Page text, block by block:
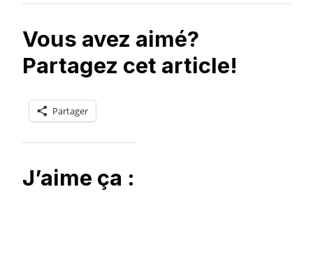
Vous avez aimé?
Partagez cet article!
Partager
J’aime ça :